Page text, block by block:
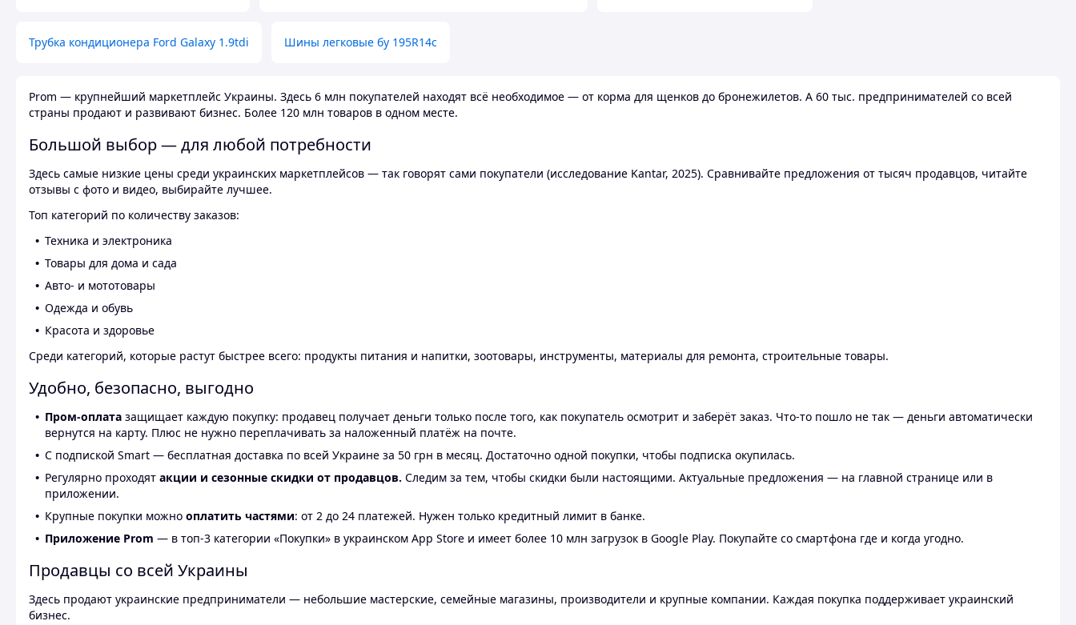
Трубка кондиционера Ford Galaxy 1.9tdi Шины легковые бу 195R14c
Prom — крупнейший маркетплейс Украины. Здесь 6 млн покупателей находят всё необходимое — от корма для щенков до бронежилетов. А 60 тыс. предпринимателей со всей
страны продают и развивают бизнес. Более 120 млн товаров в одном месте.
Большой выбор — для любой потребности
Здесь самые низкие цены среди украинских маркетплейсов — так говорят сами покупатели (исследование Kantar, 2025). Сравнивайте предложения от тысяч продавцов, читайте
отзывы с фото и видео, выбирайте лучшее.
Топ категорий по количеству заказов:
Техника и электроника
Товары для дома и сада
Авто- и мототовары
Одежда и обувь
Красота и здоровье
Среди категорий, которые растут быстрее всего: продукты питания и напитки, зоотовары, инструменты, материалы для ремонта, строительные товары.
Удобно, безопасно, выгодно
Пром-оплата защищает каждую покупку: продавец получает деньги только после того, как покупатель осмотрит и заберёт заказ. Что-то пошло не так — деньги автоматически
вернутся на карту. Плюс не нужно переплачивать за наложенный платёж на почте.
С подпиской Smart — бесплатная доставка по всей Украине за 50 грн в месяц. Достаточно одной покупки, чтобы подписка окупилась.
Регулярно проходят акции и сезонные скидки от продавцов. Следим за тем, чтобы скидки были настоящими. Актуальные предложения — на главной странице или в
приложении.
Крупные покупки можно оплатить частями: от 2 до 24 платежей. Нужен только кредитный лимит в банке.
Приложение Prom — в топ-3 категории «Покупки» в украинском App Store и имеет более 10 млн загрузок в Google Play. Покупайте со смартфона где и когда угодно.
Продавцы со всей Украины
Здесь продают украинские предприниматели — небольшие мастерские, семейные магазины, производители и крупные компании. Каждая покупка поддерживает украинский
бизнес.